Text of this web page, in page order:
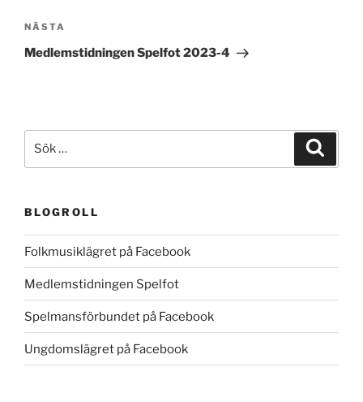
Nästa
inlägg
NÄSTA
Medlemstidningen Spelfot 2023-4
efter:
BLOGROLL
Folkmusiklägret på Facebook
Medlemstidningen Spelfot
Spelmansförbundet på Facebook
Ungdomslägret på Facebook